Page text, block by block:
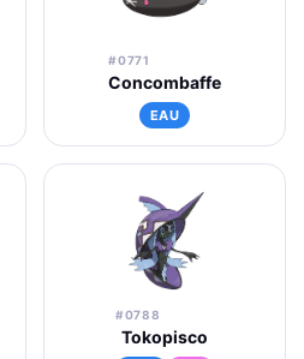
#0771
Concombaffe
EAU
#0788
Tokopisco